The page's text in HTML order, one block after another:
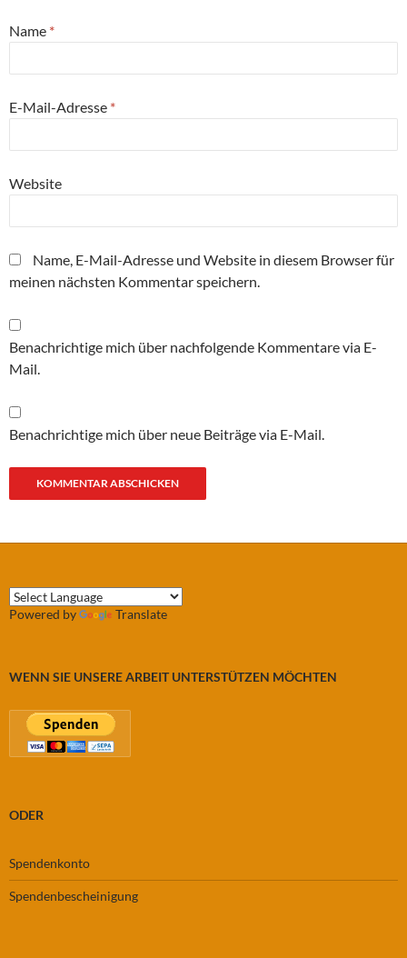
Name *
E-Mail-Adresse *
Website
Name, E-Mail-Adresse und Website in diesem Browser für
meinen nächsten Kommentar speichern.
Benachrichtige mich über nachfolgende Kommentare via E-
Mail.
Benachrichtige mich über neue Beiträge via E-Mail.
Powered by Translate
WENN SIE UNSERE ARBEIT UNTERSTÜTZEN MÖCHTEN
ODER
Spendenkonto
Spendenbescheinigung